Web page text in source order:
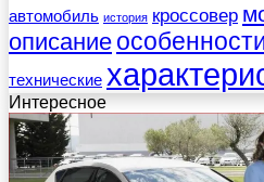
автомобиль история кроссовер
описание
технические
Интересное